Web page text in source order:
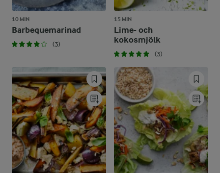
10 MIN
Barbequemarinad
(3)
15 MIN
Lime- och
kokosmjölk
(3)